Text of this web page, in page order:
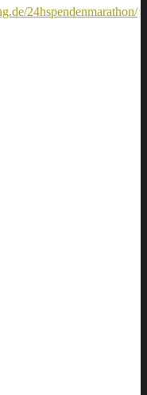
24hspendenmarathon/